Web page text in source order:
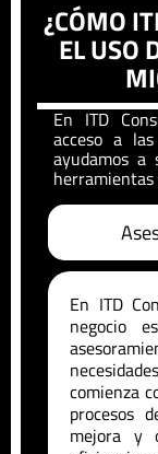
¿CÓMO
EL USO
En ITD
acceso a
ayudamos a
herramientas
En ITD
negocio
comienza
procesos
mejora y